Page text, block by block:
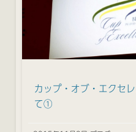
カップ・オブ・エクセ
て①